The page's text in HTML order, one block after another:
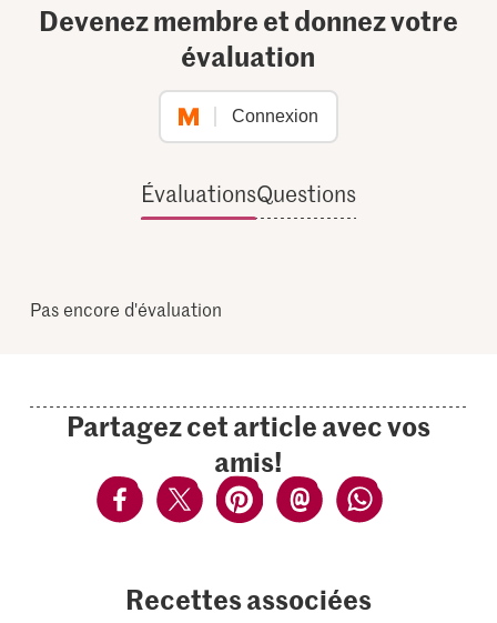
Devenez membre et donnez votre
évaluation
Connexion
ÉvaluationsQuestions
Pas encore d'évaluation
Partagez cet article avec vos
amis!
Recettes associées